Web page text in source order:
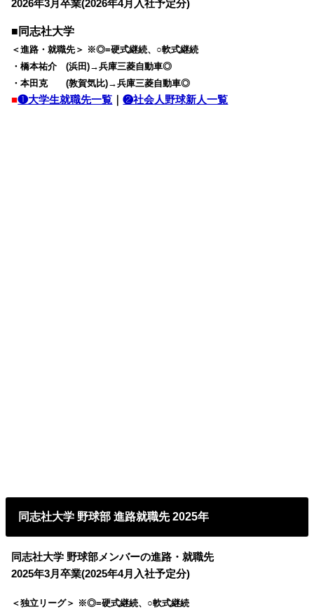
2026年3月卒業(2026年4月入社予定分)
■同志社大学
＜進路・就職先＞ ※◎=硬式継続、○軟式継続
・橋本祐介 (浜田)→兵庫三菱自動車◎
・本田克 (敦賀気比)→兵庫三菱自動車◎
■❶大学生就職先一覧 ｜❷社会人野球新人一覧
同志社大学 野球部 進路就職先 2025年
同志社大学 野球部メンバーの進路・就職先
2025年3月卒業(2025年4月入社予定分)
＜独立リーグ＞ ※◎=硬式継続、○軟式継続